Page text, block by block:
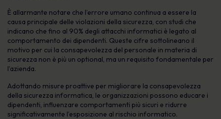
È allarmante notare che l’errore umano continua a essere la
causa principale delle violazioni della sicurezza, con studi che
indicano che fino al 90% degli attacchi informatici è legato al
comportamento dei dipendenti. Queste cifre sottolineano il
motivo per cui la consapevolezza del personale in materia di
sicurezza non è più un optional, ma un requisito fondamentale per
l’azienda.
Adottando misure proattive per migliorare la consapevolezza
della sicurezza informatica, le organizzazioni possono educare i
dipendenti, influenzare comportamenti più sicuri e ridurre
significativamente l’esposizione al rischio informatico.